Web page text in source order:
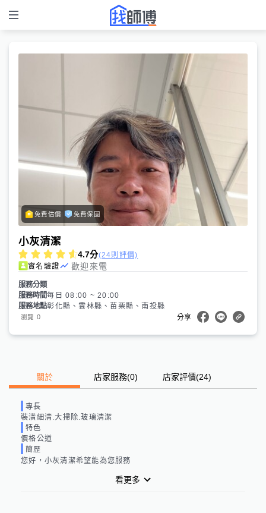
免費估價 免費保固
小灰清潔
4.7分(24則評價)
實名驗證
歡迎來電
服務分類
服務時間每日 08:00 ~ 20:00
服務地點彰化縣、雲林縣、苗栗縣、南投縣
瀏覽 0 分享
關於 店家服務(0) 店家評價(24)
專長
裝潢細清.大掃除.玻璃清潔
特色
價格公道
簡歷
您好，小灰清潔希望能為您服務
看更多